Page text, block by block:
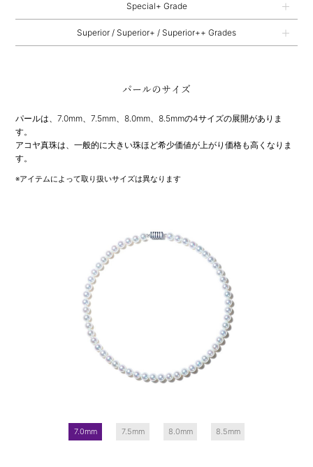
Special+ Grade
Superior / Superior+ / Superior++ Grades
パールのサイズ
パールは、7.0mm、7.5mm、8.0mm、8.5mmの4サイズの展開がありま
す。
アコヤ真珠は、一般的に大きい珠ほど希少価値が上がり価格も高くなりま
す。
※アイテムによって取り扱いサイズは異なります
7.0mm 7.5mm 8.0mm 8.5mm